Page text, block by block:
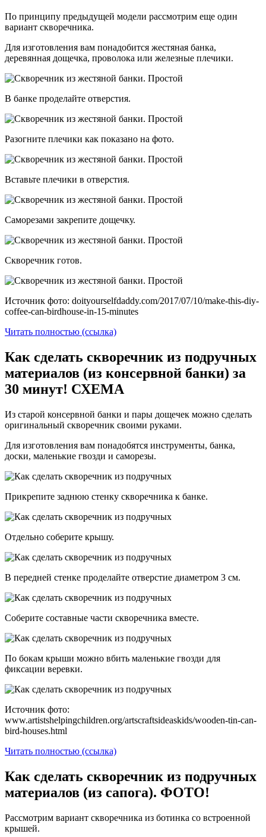
По принципу предыдущей модели рассмотрим еще один
вариант скворечника.
Для изготовления вам понадобится жестяная банка,
деревянная дощечка, проволока или железные плечики.
В банке проделайте отверстия.
Разогните плечики как показано на фото.
Вставьте плечики в отверстия.
Саморезами закрепите дощечку.
Скворечник готов.
Источник фото: doityourselfdaddy.com/2017/07/10/make-this-diy-
coffee-can-birdhouse-in-15-minutes
Читать полностью (ссылка)
Как сделать скворечник из подручных
материалов (из консервной банки) за
30 минут! СХЕМА
Из старой консервной банки и пары дощечек можно сделать
оригинальный скворечник своими руками.
Для изготовления вам понадобятся инструменты, банка,
доски, маленькие гвозди и саморезы.
Прикрепите заднюю стенку скворечника к банке.
Отдельно соберите крышу.
В передней стенке проделайте отверстие диаметром 3 см.
Соберите составные части скворечника вместе.
По бокам крыши можно вбить маленькие гвозди для
фиксации веревки.
Источник фото:
www.artistshelpingchildren.org/artscraftsideaskids/wooden-tin-can-
bird-houses.html
Читать полностью (ссылка)
Как сделать скворечник из подручных
материалов (из сапога). ФОТО!
Рассмотрим вариант скворечника из ботинка со встроенной
крышей.